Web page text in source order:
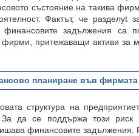
състояние на такива
Фактът, че разделyt
задължения са
фирми, притежаващи активи за
планиране във фирмата
структура на
За да се поддържа този риск
финансовите задължения.